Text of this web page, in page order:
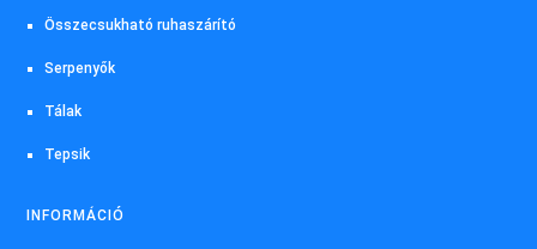
Összecsukható ruhaszárító
Serpenyők
Tálak
Tepsik
INFORMÁCIÓ